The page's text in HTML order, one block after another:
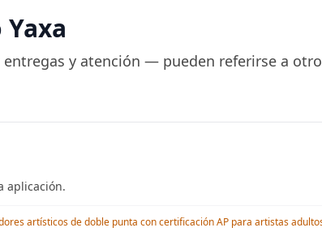
y atención — pueden referirse a
aplicación.
artísticos de doble punta con certificación AP para artistas